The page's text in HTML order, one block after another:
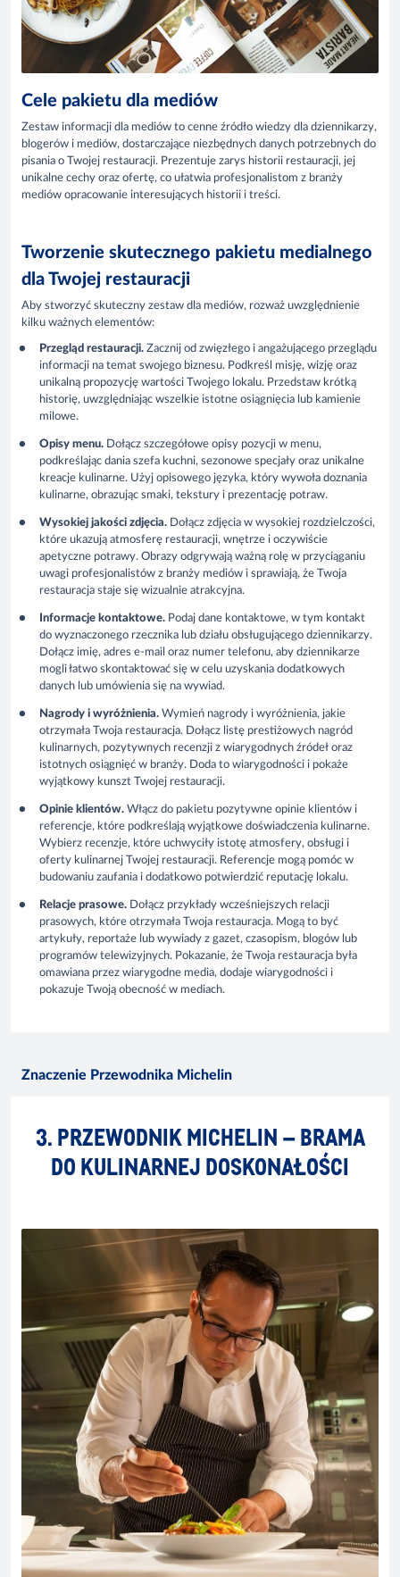
Cele pakietu dla mediów
Zestaw informacji dla mediów to cenne źródło wiedzy dla dziennikarzy,
blogerów i mediów, dostarczające niezbędnych danych potrzebnych do
pisania o Twojej restauracji. Prezentuje zarys historii restauracji, jej
unikalne cechy oraz ofertę, co ułatwia profesjonalistom z branży
mediów opracowanie interesujących historii i treści.
Tworzenie skutecznego pakietu medialnego
dla Twojej restauracji
Aby stworzyć skuteczny zestaw dla mediów, rozważ uwzględnienie
kilku ważnych elementów:
Przegląd restauracji. Zacznij od zwięzłego i angażującego przeglądu
informacji na temat swojego biznesu. Podkreśl misję, wizję oraz
unikalną propozycję wartości Twojego lokalu. Przedstaw krótką
historię, uwzględniając wszelkie istotne osiągnięcia lub kamienie
milowe.
Opisy menu. Dołącz szczegółowe opisy pozycji w menu,
podkreślając dania szefa kuchni, sezonowe specjały oraz unikalne
kreacje kulinarne. Użyj opisowego języka, który wywoła doznania
kulinarne, obrazując smaki, tekstury i prezentację potraw.
Wysokiej jakości zdjęcia. Dołącz zdjęcia w wysokiej rozdzielczości,
które ukazują atmosferę restauracji, wnętrze i oczywiście
apetyczne potrawy. Obrazy odgrywają ważną rolę w przyciąganiu
uwagi profesjonalistów z branży mediów i sprawiają, że Twoja
restauracja staje się wizualnie atrakcyjna.
Informacje kontaktowe. Podaj dane kontaktowe, w tym kontakt
do wyznaczonego rzecznika lub działu obsługującego dziennikarzy.
Dołącz imię, adres e-mail oraz numer telefonu, aby dziennikarze
mogli łatwo skontaktować się w celu uzyskania dodatkowych
danych lub umówienia się na wywiad.
Nagrody i wyróżnienia. Wymień nagrody i wyróżnienia, jakie
otrzymała Twoja restauracja. Dołącz listę prestiżowych nagród
kulinarnych, pozytywnych recenzji z wiarygodnych źródeł oraz
istotnych osiągnięć w branży. Doda to wiarygodności i pokaże
wyjątkowy kunszt Twojej restauracji.
Opinie klientów. Włącz do pakietu pozytywne opinie klientów i
referencje, które podkreślają wyjątkowe doświadczenia kulinarne.
Wybierz recenzje, które uchwyciły istotę atmosfery, obsługi i
oferty kulinarnej Twojej restauracji. Referencje mogą pomóc w
budowaniu zaufania i dodatkowo potwierdzić reputację lokalu.
Relacje prasowe. Dołącz przykłady wcześniejszych relacji
prasowych, które otrzymała Twoja restauracja. Mogą to być
artykuły, reportaże lub wywiady z gazet, czasopism, blogów lub
programów telewizyjnych. Pokazanie, że Twoja restauracja była
omawiana przez wiarygodne media, dodaje wiarygodności i
pokazuje Twoją obecność w mediach.
Znaczenie Przewodnika Michelin
3. PRZEWODNIK MICHELIN – BRAMA
DO KULINARNEJ DOSKONAŁOŚCI